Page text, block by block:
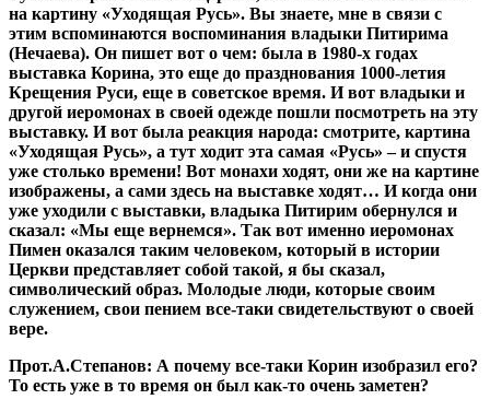
на картину «Уходящая Русь». Вы знаете, мне в связи с
этим вспоминаются воспоминания владыки Питирима
(Нечаева). Он пишет вот о чем: была в 1980-х годах
выставка Корина, это еще до празднования 1000-летия
Крещения Руси, еще в советское время. И вот владыки и
другой иеромонах в своей одежде пошли посмотреть на эту
выставку. И вот была реакция народа: смотрите, картина
«Уходящая Русь», а тут ходит эта самая «Русь» – и спустя
уже столько времени! Вот монахи ходят, они же на картине
изображены, а сами здесь на выставке ходят… И когда они
уже уходили с выставки, владыка Питирим обернулся и
сказал: «Мы еще вернемся». Так вот именно иеромонах
Пимен оказался таким человеком, который в истории
Церкви представляет собой такой, я бы сказал,
символический образ. Молодые люди, которые своим
служением, свои пением все-таки свидетельствуют о своей
вере.
Прот.А.Степанов: А почему все-таки Корин изобразил его?
То есть уже в то время он был как-то очень заметен?